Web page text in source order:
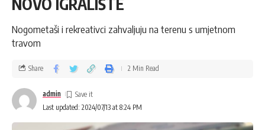
Nogometaši i rekreativci zahvaljuju na terenu s umjetnom
travom
Last updated: 2024/07/13 at 8:24 PM
admin
Share 2 Min Read